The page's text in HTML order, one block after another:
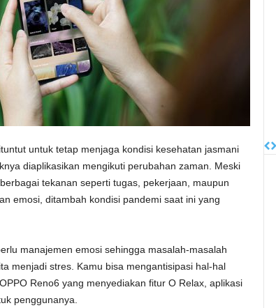
untuk tetap menjaga kondisi kesehatan jasmani
diaplikasikan mengikuti perubahan zaman. Meski
tekanan seperti tugas, pekerjaan, maupun
emosi, ditambah kondisi pandemi saat ini yang
manajemen emosi sehingga masalah-masalah
menjadi stres. Kamu bisa mengantisipasi hal-hal
Reno6 yang menyediakan fitur O Relax, aplikasi
penggunanya.